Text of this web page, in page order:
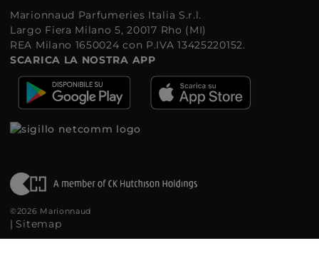
Marionnaud Parfumeries Italia S.r.l.
Largo Fiera Milano 5, 20017 Rho (MI)
REA Milano 1650024 con P.IVA 13425220152.
SCARICA LA NOSTRA APP
©2026 Marionnaud
| Sitemap